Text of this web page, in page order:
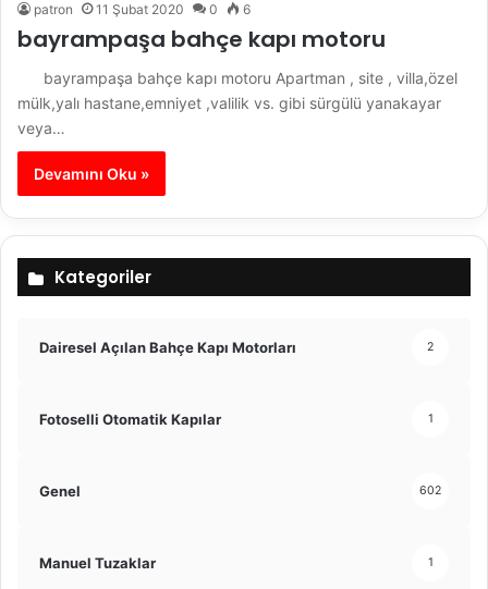
patron 11 Şubat 2020 0 6
bayrampaşa bahçe kapı motoru
bayrampaşa bahçe kapı motoru Apartman , site , villa,özel
mülk,yalı hastane,emniyet ,valilik vs. gibi sürgülü yanakayar
veya…
Devamını Oku »
Kategoriler
Dairesel Açılan Bahçe Kapı Motorları 2
Fotoselli Otomatik Kapılar 1
Genel 602
Manuel Tuzaklar 1